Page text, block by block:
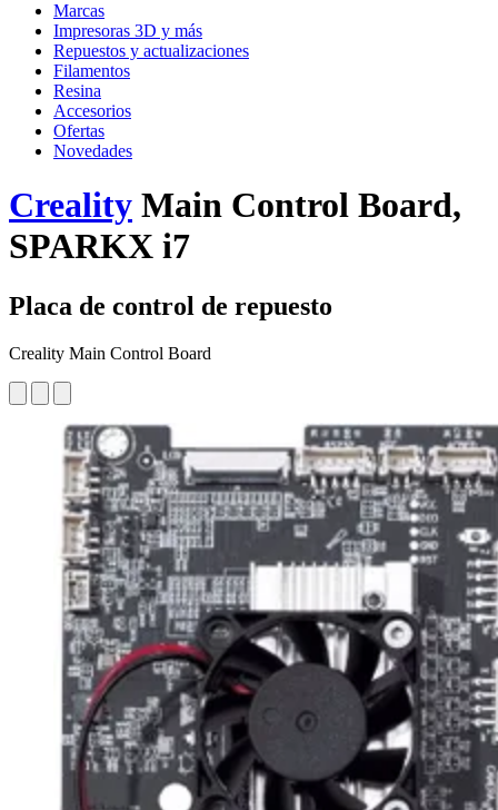
Marcas
Impresoras 3D y más
Repuestos y actualizaciones
Filamentos
Resina
Accesorios
Ofertas
Novedades
Creality Main Control Board,
SPARKX i7
Placa de control de repuesto
Creality Main Control Board